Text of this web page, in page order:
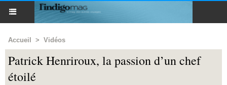
Accueil > Vidéos
Patrick Henriroux, la passion d’un chef
étoilé